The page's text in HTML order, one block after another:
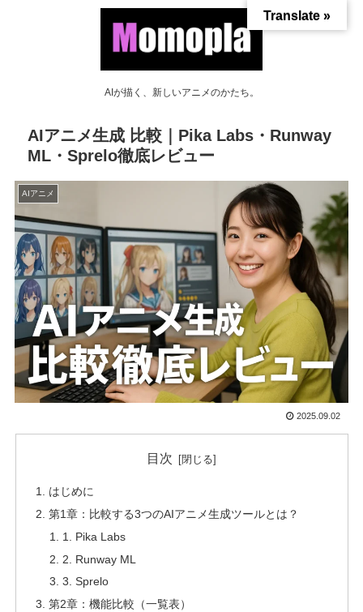
AIが描く、新しいアニメのかたち。
AIアニメ生成 比較｜Pika Labs・Runway
ML・Sprelo徹底レビュー
AIアニメ
2025.09.02
目次
はじめに
第1章：比較する3つのAIアニメ生成ツールとは？
1. Pika Labs
2. Runway ML
3. Sprelo
第2章：機能比較（一覧表）
Translate »